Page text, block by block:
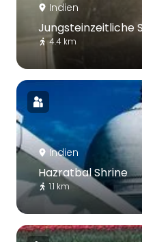
Indien
Jungsteinzeitliche
4.4 km
Indien
Hazratbal Shrine
1.1 km